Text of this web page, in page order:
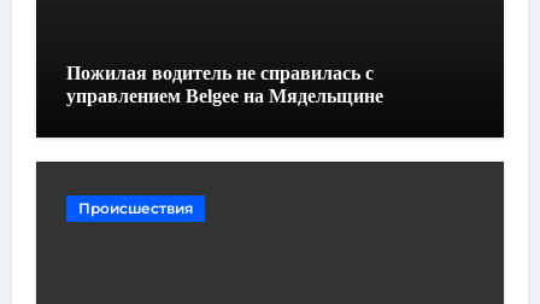
Пожилая водитель не справилась с
управлением Belgee на Мядельщине
Происшествия